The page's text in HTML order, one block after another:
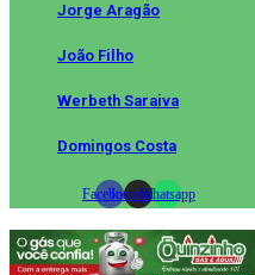
Jorge Aragão
João Filho
Werbeth Saraiva
Domingos Costa
FacebookInstagramWhatsapp